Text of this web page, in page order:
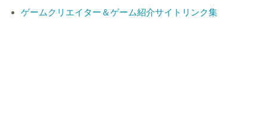
ゲームクリエイター＆ゲーム紹介サイトリンク集